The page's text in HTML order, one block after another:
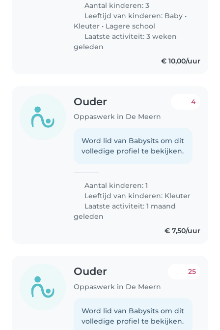
en Fay (4) zijn echt twee maatjes
en doen veel samen...
Aantal kinderen: 3
Leeftijd van kinderen: Baby •
Kleuter • Lagere school
Laatste activiteit: 3 weken
geleden
€ 10,00/uur
Ouder
Oppaswerk in De Meern
4
Word lid van Babysits om dit
volledige profiel te bekijken.
Aantal kinderen: 1
Leeftijd van kinderen: Kleuter
Laatste activiteit: 1 maand
geleden
€ 7,50/uur
Ouder
Oppaswerk in De Meern
25
Word lid van Babysits om dit
volledige profiel te bekijken.